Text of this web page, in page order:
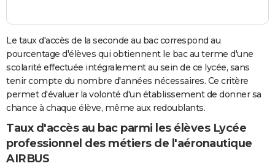
Le taux d'accès de la seconde au bac correspond au
pourcentage d'élèves qui obtiennent le bac au terme d'une
scolarité effectuée intégralement au sein de ce lycée, sans
tenir compte du nombre d'années nécessaires. Ce critère
permet d'évaluer la volonté d'un établissement de donner sa
chance à chaque élève, même aux redoublants.
Taux d'accès au bac parmi les élèves Lycée
professionnel des métiers de l'aéronautique
AIRBUS